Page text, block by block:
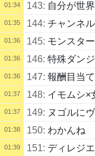
01:34 143: 自分が世
01:35 144: チャンネ
01:36 145: モンスタ
01:36 146: 特殊ダン
01:36 147: 報酬目当
01:37 148: イモムシ×
01:37 149: ヌゴルに
01:38 150: わかんね
01:39 151: ディレジ